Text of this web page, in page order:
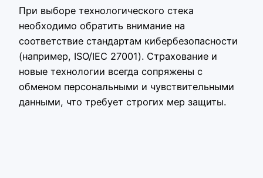
При выборе технологического стека
необходимо обратить внимание на
соответствие стандартам кибербезопасности
(например, ISO/IEC 27001). Страхование и
новые технологии всегда сопряжены с
обменом персональными и чувствительными
данными, что требует строгих мер защиты.